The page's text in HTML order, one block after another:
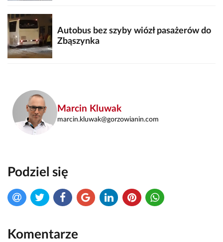
Autobus bez szyby wiózł pasażerów do
Zbąszynka
Marcin Kluwak
marcin.kluwak@gorzowianin.com
Podziel się
Komentarze